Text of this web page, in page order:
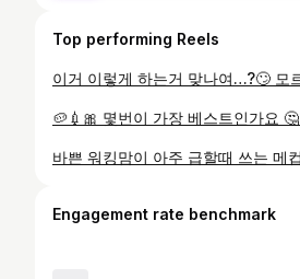
Top performing Reels
Engagement rate benchmark